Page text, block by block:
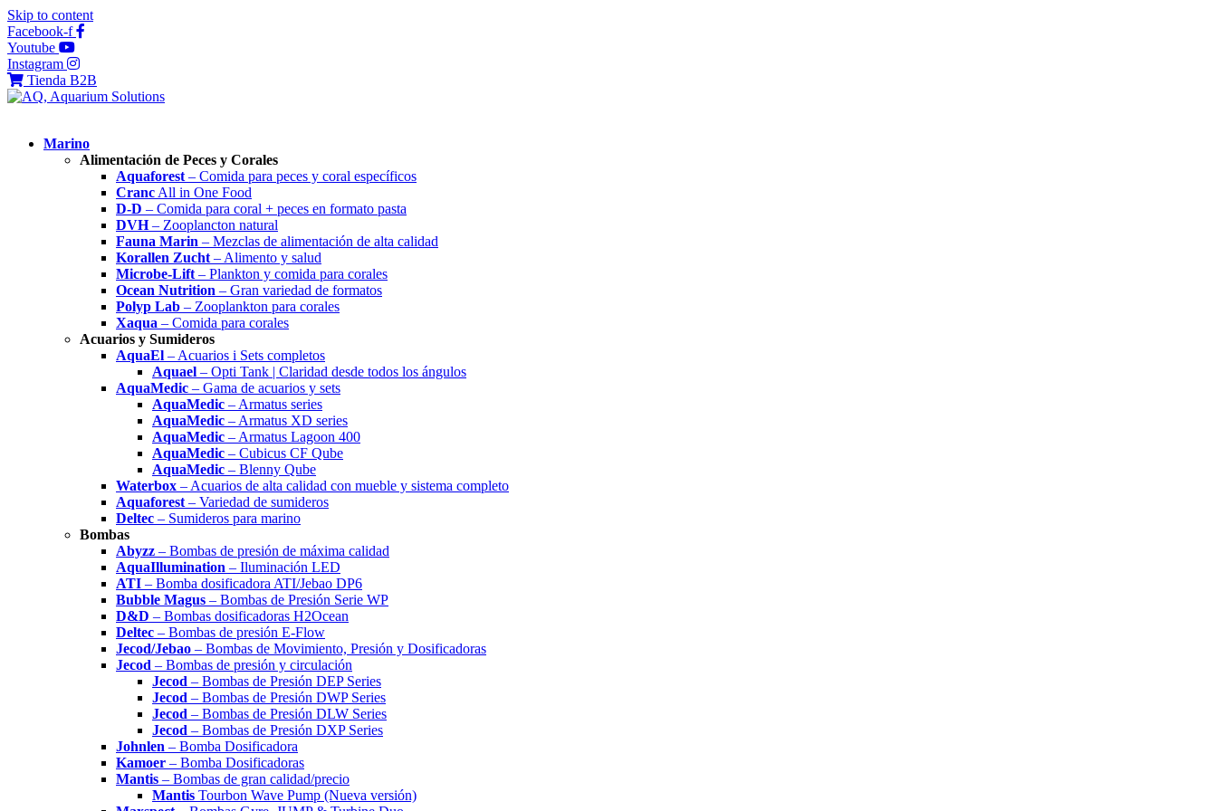
Skip to content
Facebook-f
Youtube
Instagram
Tienda B2B
Marino
Alimentación de Peces y Corales
Aquaforest – Comida para peces y coral específicos
Cranc All in One Food
D-D – Comida para coral + peces en formato pasta
DVH– Zooplancton natural
Fauna Marin – Mezclas de alimentación de alta calidad
Korallen Zucht – Alimento y salud
Microbe-Lift – Plankton y comida para corales
Ocean Nutrition – Gran variedad de formatos
Polyp Lab – Zooplankton para corales
Xaqua – Comida para corales
Acuarios y Sumideros
AquaEl – Acuarios i Sets completos
Aquael – Opti Tank | Claridad desde todos los ángulos
AquaMedic – Gama de acuarios y sets
AquaMedic – Armatus series
AquaMedic – Armatus XD series
AquaMedic – Armatus Lagoon 400
AquaMedic – Cubicus CF Qube
AquaMedic – Blenny Qube
Waterbox – Acuarios de alta calidad con mueble y sistema completo
Aquaforest – Variedad de sumideros
Deltec – Sumideros para marino
Bombas
Abyzz – Bombas de presión de máxima calidad
AquaIllumination – Iluminación LED
ATI – Bomba dosificadora ATI/Jebao DP6
Bubble Magus – Bombas de Presión Serie WP
D&D – Bombas dosificadoras H2Ocean
Deltec – Bombas de presión E-Flow
Jecod/Jebao – Bombas de Movimiento, Presión y Dosificadoras
Jecod – Bombas de presión y circulación
Jecod – Bombas de Presión DEP Series
Jecod – Bombas de Presión DWP Series
Jecod – Bombas de Presión DLW Series
Jecod – Bombas de Presión DXP Series
Johnlen – Bomba Dosificadora
Kamoer – Bomba Dosificadoras
Mantis – Bombas de gran calidad/precio
Mantis Tourbon Wave Pump (Nueva versión)